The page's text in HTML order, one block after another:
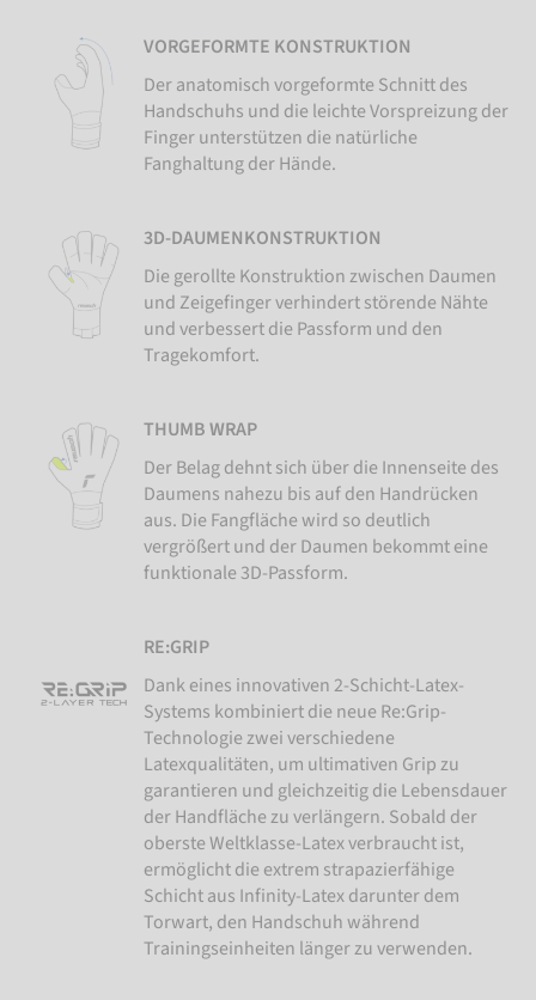
VORGEFORMTE KONSTRUKTION
Der anatomisch vorgeformte Schnitt des
Handschuhs und die leichte Vorspreizung der
Finger unterstützen die natürliche
Fanghaltung der Hände.
3D-DAUMENKONSTRUKTION
Die gerollte Konstruktion zwischen Daumen
und Zeigefinger verhindert störende Nähte
und verbessert die Passform und den
Tragekomfort.
THUMB WRAP
Der Belag dehnt sich über die Innenseite des
Daumens nahezu bis auf den Handrücken
aus. Die Fangfläche wird so deutlich
vergrößert und der Daumen bekommt eine
funktionale 3D-Passform.
RE:GRIP
Dank eines innovativen 2-Schicht-Latex-
Systems kombiniert die neue Re:Grip-
Technologie zwei verschiedene
Latexqualitäten, um ultimativen Grip zu
garantieren und gleichzeitig die Lebensdauer
der Handfläche zu verlängern. Sobald der
oberste Weltklasse-Latex verbraucht ist,
ermöglicht die extrem strapazierfähige
Schicht aus Infinity-Latex darunter dem
Torwart, den Handschuh während
Trainingseinheiten länger zu verwenden.